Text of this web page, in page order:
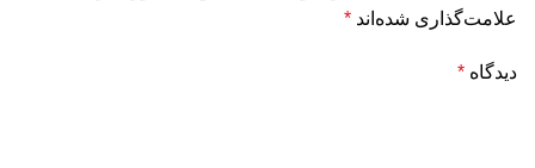
علامت‌گذاری شده‌اند *
دیدگاه *